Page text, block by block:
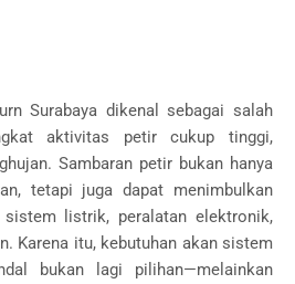
Surabaya dikenal sebagai salah
aktivitas petir cukup tinggi,
Sambaran petir bukan hanya
tetapi juga dapat menimbulkan
listrik, peralatan elektronik,
Karena itu, kebutuhan akan sistem
bukan lagi pilihan—melainkan